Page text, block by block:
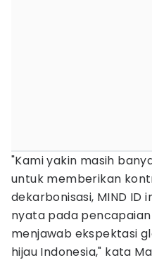
"Kami yakin masih
untuk memberikan
dekarbonisasi, MIND ID
nyata pada
menjawab ekspektasi
hijau Indonesia," kata